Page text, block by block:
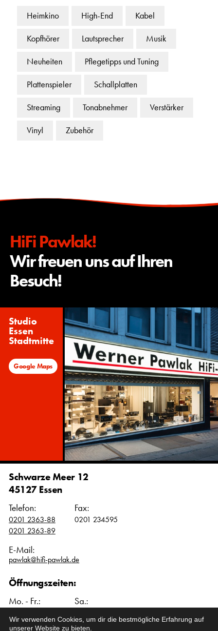
Heimkino High-End Kabel
Kopfhörer Lautsprecher Musik
Neuheiten Pflegetipps und Tuning
Plattenspieler Schallplatten
Streaming Tonabnehmer Verstärker
Vinyl Zubehör
HiFi Pawlak!
Wir freuen uns auf Ihren
Besuch!
Studio
Essen
Stadtmitte
Google Maps
Schwarze Meer 12
45127 Essen
Telefon:
0201 2363-88
0201 2363-89
Fax:
0201 234595
E-Mail:
pawlak@hifi-pawlak.de
Öffnungszeiten:
Mo. - Fr.: Sa.:
Wir verwenden Cookies, um dir die bestmögliche Erfahrung auf
unserer Website zu bieten.